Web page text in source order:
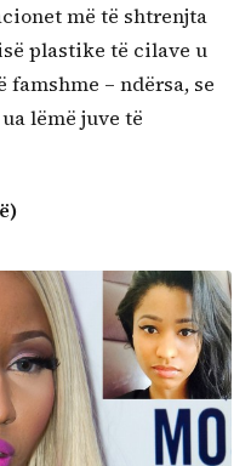
më të shtrenjta
plastike të cilave u
– ndërsa, se
lëmë juve të